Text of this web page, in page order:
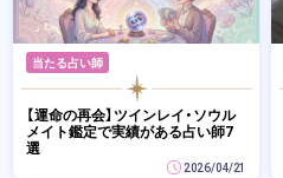
当たる占い師
【運命の再会】ツインレイ・ソウル
メイト鑑定で実績がある占い師7
選
2026/04/21